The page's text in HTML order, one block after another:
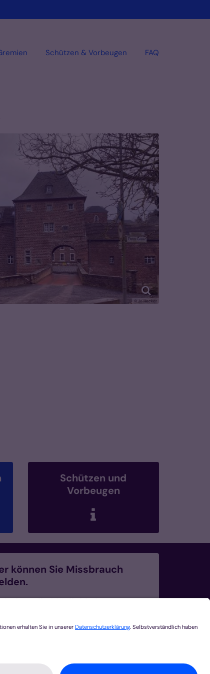
Schützen & Vorbeugen FAQ
© Jo Hecker
Schützen und
Vorbeugen
können Sie Missbrauch
haben die Möglichkeit,
zu melden.